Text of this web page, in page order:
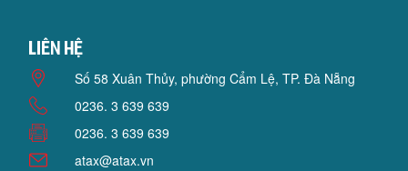
Liên hệ
Số 58 Xuân Thủy, phường Cẩm Lệ, TP. Đà Nẵng
0236. 3 639 639
0236. 3 639 639
atax@atax.vn